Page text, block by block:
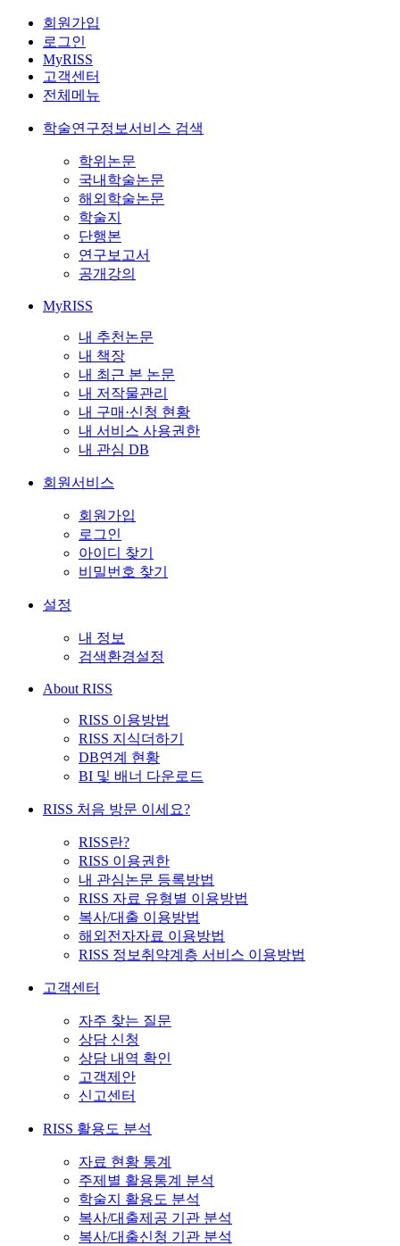
회원가입
로그인
MyRISS
고객센터
전체메뉴
학술연구정보서비스 검색
학위논문
국내학술논문
해외학술논문
학술지
단행본
연구보고서
공개강의
MyRISS
내 추천논문
내 책장
내 최근 본 논문
내 저작물관리
내 구매·신청 현황
내 서비스 사용권한
내 관심 DB
회원서비스
회원가입
로그인
아이디 찾기
비밀번호 찾기
설정
내 정보
검색환경설정
About RISS
RISS 이용방법
RISS 지식더하기
DB연계 현황
BI 및 배너 다운로드
RISS 처음 방문 이세요?
RISS란?
RISS 이용권한
내 관심논문 등록방법
RISS 자료 유형별 이용방법
복사/대출 이용방법
해외전자자료 이용방법
RISS 정보취약계층 서비스 이용방법
고객센터
자주 찾는 질문
상담 신청
상담 내역 확인
고객제안
신고센터
RISS 활용도 분석
자료 현황 통계
주제별 활용통계 분석
학술지 활용도 분석
복사/대출제공 기관 분석
복사/대출신청 기관 분석